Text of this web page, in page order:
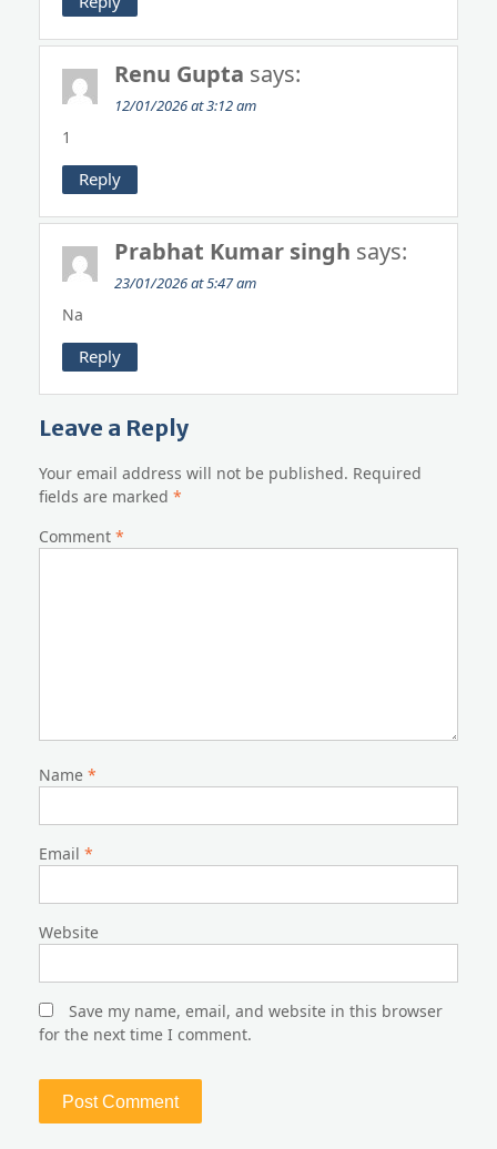
Renu Gupta says:
12/01/2026 at 3:12 am
1
Reply
Prabhat Kumar singh says:
23/01/2026 at 5:47 am
Na
Reply
Leave a Reply
Your email address will not be published. Required
fields are marked *
Comment *
Name *
Email *
Website
Save my name, email, and website in this browser
for the next time I comment.